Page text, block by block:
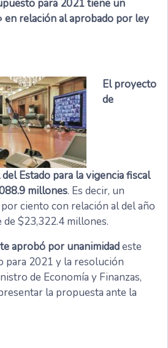
para 2021 tiene un
en relación al aprobado por ley
El proyecto
de
Estado para la vigencia fiscal
millones. Es decir, un
ciento con relación al del año
$23,322.4 millones.
aprobó por unanimidadeste
para 2021 y la resolución
de Economía y Finanzas,
la propuesta ante la